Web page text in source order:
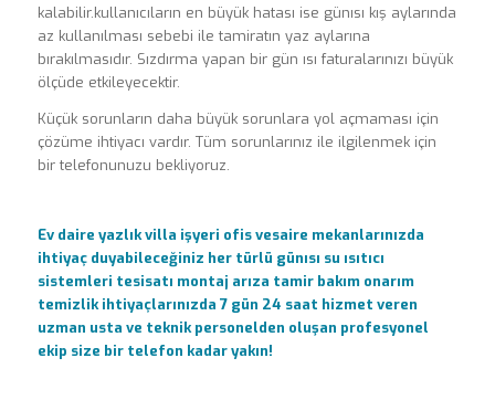
kalabilir.kullanıcıların en büyük hatası ise günısı kış aylarında
az kullanılması sebebi ile tamiratın yaz aylarına
bırakılmasıdır. Sızdırma yapan bir gün ısı faturalarınızı büyük
ölçüde etkileyecektir.
Küçük sorunların daha büyük sorunlara yol açmaması için
çözüme ihtiyacı vardır. Tüm sorunlarınız ile ilgilenmek için
bir telefonunuzu bekliyoruz.
Ev daire yazlık villa işyeri ofis vesaire mekanlarınızda
ihtiyaç duyabileceğiniz her türlü günısı su ısıtıcı
sistemleri tesisatı montaj arıza tamir bakım onarım
temizlik ihtiyaçlarınızda 7 gün 24 saat hizmet veren
uzman usta ve teknik personelden oluşan profesyonel
ekip size bir telefon kadar yakın!